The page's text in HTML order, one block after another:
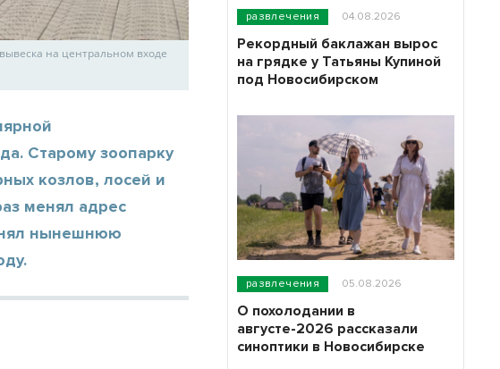
на центральном входе
Старому зоопарку
козлов, лосей и
менял адрес
нынешнюю
развлечения 04.08.2026
Рекордный баклажан вырос
на грядке у Татьяны Купиной
под Новосибирском
развлечения 05.08.2026
О похолодании в
августе-2026 рассказали
синоптики в Новосибирске